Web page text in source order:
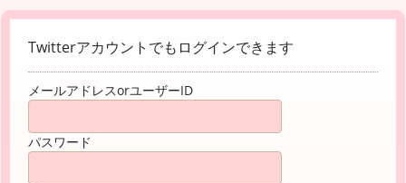
Twitterアカウントでもログインできます
メールアドレスorユーザーID
パスワード